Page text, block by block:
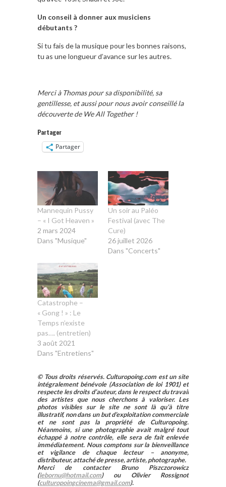
Un conseil à donner aux musiciens
débutants ?
Si tu fais de la musique pour les bonnes raisons,
tu as une longueur d’avance sur les autres.
Merci à Thomas pour sa disponibilité, sa
gentillesse, et aussi pour nous avoir conseillé la
découverte de We All Together !
Partager
Partager
Mannequin Pussy
– « I Got Heaven »
2 mars 2024
Dans "Musique"
Un soir au Paléo
Festival (avec The
Cure)
26 juillet 2026
Dans "Concerts"
Catastrophe –
« Gong ! » : Le
Temps n’existe
pas…. (entretien)
3 août 2021
Dans "Entretiens"
© Tous droits réservés. Culturopoing.com est un site
intégralement bénévole (Association de loi 1901) et
respecte les droits d’auteur, dans le respect du travail
des artistes que nous cherchons à valoriser. Les
photos visibles sur le site ne sont là qu’à titre
illustratif, non dans un but d’exploitation commerciale
et ne sont pas la propriété de Culturopoing.
Néanmoins, si une photographie avait malgré tout
échappé à notre contrôle, elle sera de fait enlevée
immédiatement. Nous comptons sur la bienveillance
et vigilance de chaque lecteur – anonyme,
distributeur, attaché de presse, artiste, photographe.
Merci de contacter Bruno Piszczorowicz
(lebornu@hotmail.com) ou Olivier Rossignot
(culturopoingcinema@gmail.com).